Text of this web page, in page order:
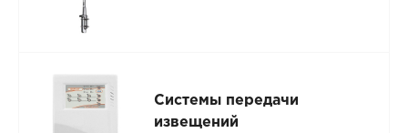
Системы передачи
извещений